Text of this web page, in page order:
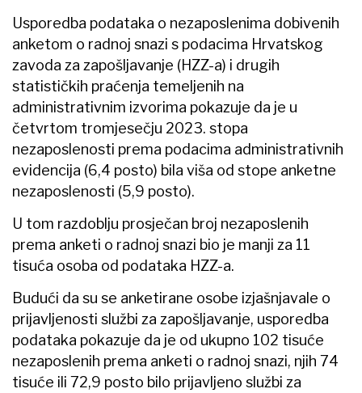
Usporedba podataka o nezaposlenima dobivenih
anketom o radnoj snazi s podacima Hrvatskog
zavoda za zapošljavanje (HZZ-a) i drugih
statističkih praćenja temeljenih na
administrativnim izvorima pokazuje da je u
četvrtom tromjesečju 2023. stopa
nezaposlenosti prema podacima administrativnih
evidencija (6,4 posto) bila viša od stope anketne
nezaposlenosti (5,9 posto).
U tom razdoblju prosječan broj nezaposlenih
prema anketi o radnoj snazi bio je manji za 11
tisuća osoba od podataka HZZ-a.
Budući da su se anketirane osobe izjašnjavale o
prijavljenosti službi za zapošljavanje, usporedba
podataka pokazuje da je od ukupno 102 tisuće
nezaposlenih prema anketi o radnoj snazi, njih 74
tisuće ili 72,9 posto bilo prijavljeno službi za